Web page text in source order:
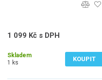
1 099 Kč s DPH
Skladem
1 ks
KOUPIT